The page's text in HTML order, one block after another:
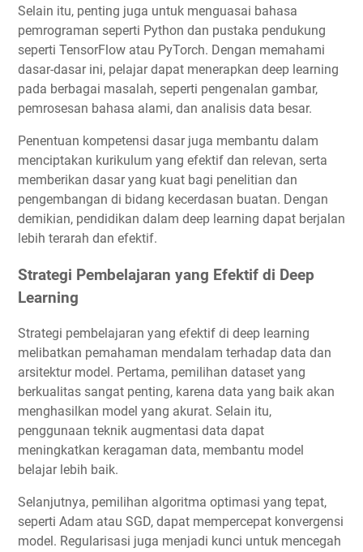
Selain itu, penting juga untuk menguasai bahasa
pemrograman seperti Python dan pustaka pendukung
seperti TensorFlow atau PyTorch. Dengan memahami
dasar-dasar ini, pelajar dapat menerapkan deep learning
pada berbagai masalah, seperti pengenalan gambar,
pemrosesan bahasa alami, dan analisis data besar.
Penentuan kompetensi dasar juga membantu dalam
menciptakan kurikulum yang efektif dan relevan, serta
memberikan dasar yang kuat bagi penelitian dan
pengembangan di bidang kecerdasan buatan. Dengan
demikian, pendidikan dalam deep learning dapat berjalan
lebih terarah dan efektif.
Strategi Pembelajaran yang Efektif di Deep
Learning
Strategi pembelajaran yang efektif di deep learning
melibatkan pemahaman mendalam terhadap data dan
arsitektur model. Pertama, pemilihan dataset yang
berkualitas sangat penting, karena data yang baik akan
menghasilkan model yang akurat. Selain itu,
penggunaan teknik augmentasi data dapat
meningkatkan keragaman data, membantu model
belajar lebih baik.
Selanjutnya, pemilihan algoritma optimasi yang tepat,
seperti Adam atau SGD, dapat mempercepat konvergensi
model. Regularisasi juga menjadi kunci untuk mencegah